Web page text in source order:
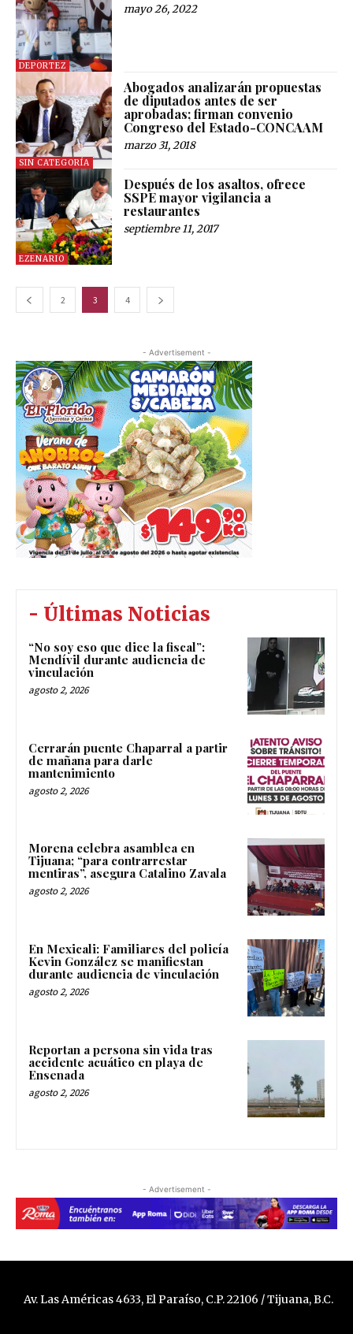
DEPORTEZ
mayo 26, 2022
SIN CATEGORÍA
Abogados analizarán propuestas
de diputados antes de ser
aprobadas; firman convenio
Congreso del Estado-CONCAAM
marzo 31, 2018
EZENARIO
Después de los asaltos, ofrece
SSPE mayor vigilancia a
restaurantes
septiembre 11, 2017
2 3 4
- Advertisement -
- Últimas Noticias
“No soy eso que dice la fiscal”:
Mendívil durante audiencia de
vinculación
agosto 2, 2026
Cerrarán puente Chaparral a partir
de mañana para darle
mantenimiento
agosto 2, 2026
Morena celebra asamblea en
Tijuana; “para contrarrestar
mentiras”, asegura Catalino Zavala
agosto 2, 2026
En Mexicali: Familiares del policía
Kevin González se manifiestan
durante audiencia de vinculación
agosto 2, 2026
Reportan a persona sin vida tras
accidente acuático en playa de
Ensenada
agosto 2, 2026
- Advertisement -
Av. Las Américas 4633, El Paraíso, C.P. 22106 / Tijuana, B.C.